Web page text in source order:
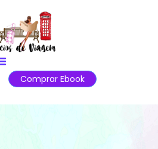
Comprar Ebook